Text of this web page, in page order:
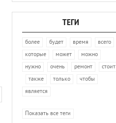
ТЕГИ
более будет время всего
которые может можно
нужно очень ремонт стоит
также только чтобы
является
Показать все теги